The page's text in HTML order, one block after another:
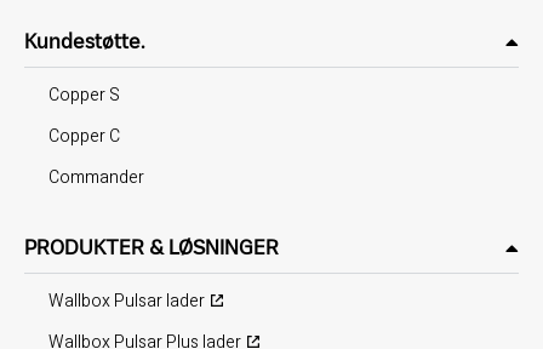
Kundestøtte.
Copper S
Copper C
Commander
PRODUKTER & LØSNINGER
Wallbox Pulsar lader
Wallbox Pulsar Plus lader